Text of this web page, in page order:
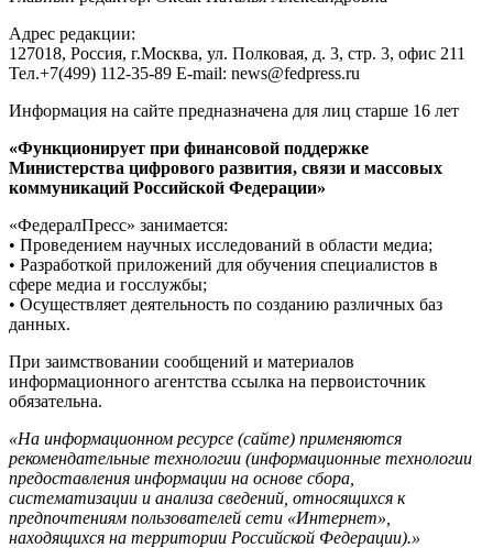
Адрес редакции:
127018, Россия, г.Москва, ул. Полковая, д. 3, стр. 3, офис 211
Тел.+7(499) 112-35-89 E-mail: news@fedpress.ru
Информация на сайте предназначена для лиц старше 16 лет
«Функционирует при финансовой поддержке
Министерства цифрового развития, связи и массовых
коммуникаций Российской Федерации»
«ФедералПресс» занимается:
• Проведением научных исследований в области медиа;
• Разработкой приложений для обучения специалистов в
сфере медиа и госслужбы;
• Осуществляет деятельность по созданию различных баз
данных.
При заимствовании сообщений и материалов
информационного агентства ссылка на первоисточник
обязательна.
«На информационном ресурсе (сайте) применяются
рекомендательные технологии (информационные технологии
предоставления информации на основе сбора,
систематизации и анализа сведений, относящихся к
предпочтениям пользователей сети «Интернет»,
находящихся на территории Российской Федерации).»